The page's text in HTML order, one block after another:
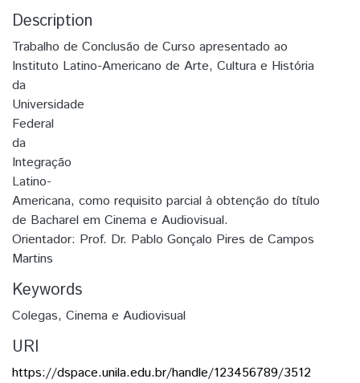
Description
Trabalho de Conclusão de Curso apresentado ao
Instituto Latino-Americano de Arte, Cultura e História
da
Universidade
Federal
da
Integração
Latino-
Americana, como requisito parcial à obtenção do título
de Bacharel em Cinema e Audiovisual.
Orientador: Prof. Dr. Pablo Gonçalo Pires de Campos
Martins
Keywords
Colegas, Cinema e Audiovisual
URI
https://dspace.unila.edu.br/handle/123456789/3512